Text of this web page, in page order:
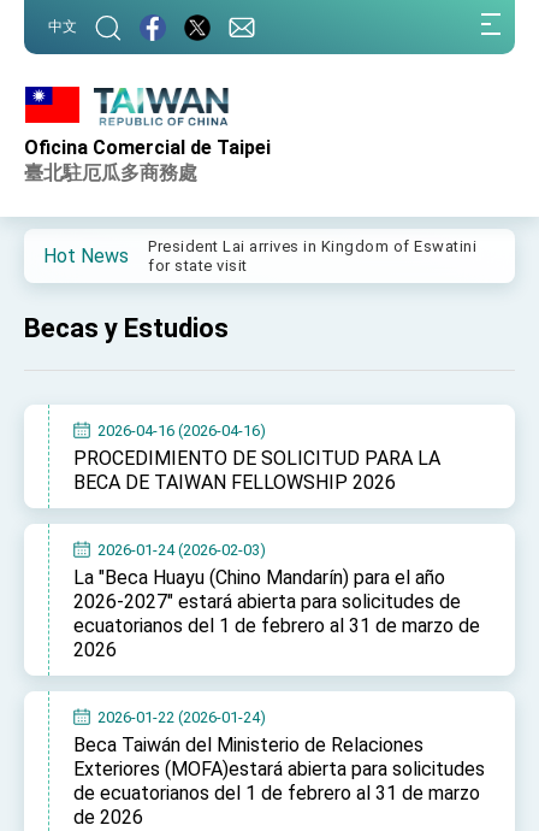
中文
Oficina Comercial de Taipei
臺北駐厄瓜多商務處
Hot News
Important Remarks of the Ministry of Foreign
Affairs
advancing Taiwan-US exchanges and
cooperation
President Lai arrives in Kingdom of Eswatini
for state visit
Taiwan’s economic growth is a priority for
President Lai interviewed by AFP
President Lai holds press conference on
Taiwan- US Economic Prosperity Partnership
Dialogue
TIBE
President Lai meets US delegation led by
Senator Ruben Gallego
MOFA, MODA team up to promote integrated
EY details tariff negotiations with U.S.
FM Lin hosts ABAC representatives
MOFA poll shows widespread support for
government diplomacy approach
Becas y Estudios
2026-04-16 (2026-04-16)
PROCEDIMIENTO DE SOLICITUD PARA LA
BECA DE TAIWAN FELLOWSHIP 2026
2026-01-24 (2026-02-03)
La "Beca Huayu (Chino Mandarín) para el año
2026-2027" estará abierta para solicitudes de
ecuatorianos del 1 de febrero al 31 de marzo de
2026
2026-01-22 (2026-01-24)
Beca Taiwán del Ministerio de Relaciones
Exteriores (MOFA)estará abierta para solicitudes
de ecuatorianos del 1 de febrero al 31 de marzo
de 2026